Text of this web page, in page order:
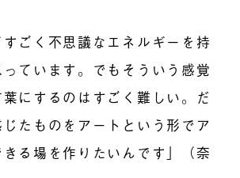
すごく不思議なエネルギーを持
ています。でもそういう感覚
にするのはすごく難しい。だ
たものをアートという形でア
る場を作りたいんです」（奈